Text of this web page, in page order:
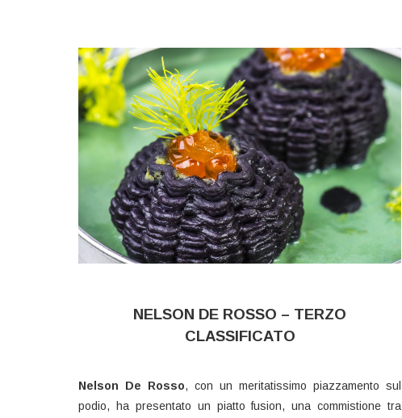
NELSON DE ROSSO – TERZO
CLASSIFICATO
Nelson De Rosso, con un meritatissimo piazzamento sul
podio, ha presentato un piatto fusion, una commistione tra